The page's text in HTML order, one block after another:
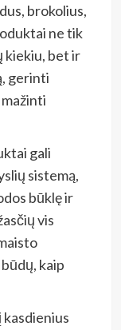
brokolius,
ne tik
kiekiu, bet ir
gerinti
gali
sistemą,
būklę ir
vis
kaip